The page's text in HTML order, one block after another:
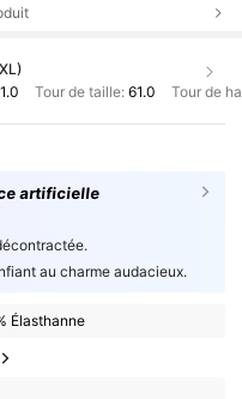
Tour de taille: 61.0 Tour de
artificielle
au charme audacieux.
Élasthanne